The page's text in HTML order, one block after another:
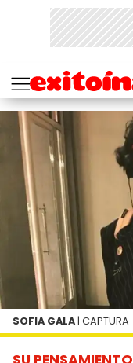
SOFIA GALA | CAPTURA